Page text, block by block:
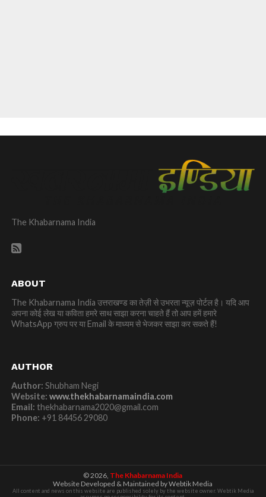
The Khabarnama India
ABOUT
The Khabarnama India उत्तराखण्ड का तेज़ी से उभरता न्यूज़ पोर्टल है। यदि आप
अपना कोई लेख या कविता हमरे साथ साझा करना चाहते हैं तो आप हमें हमारे
WhatsApp ग्रुप पर या Email के माध्यम से भेजकर साझा कर सकते हैं!
AUTHOR
Author: Shubham Negi
Website: www.thekhabarnamaindia.com
Email: thekhabarnama2020@gmail.com
Phone: +91 84456 29080
© 2026, The Khabarnama India
Website Developed & Maintained by Webtik Media
All content and news on this website are published solely by the website owner. Webtik Media